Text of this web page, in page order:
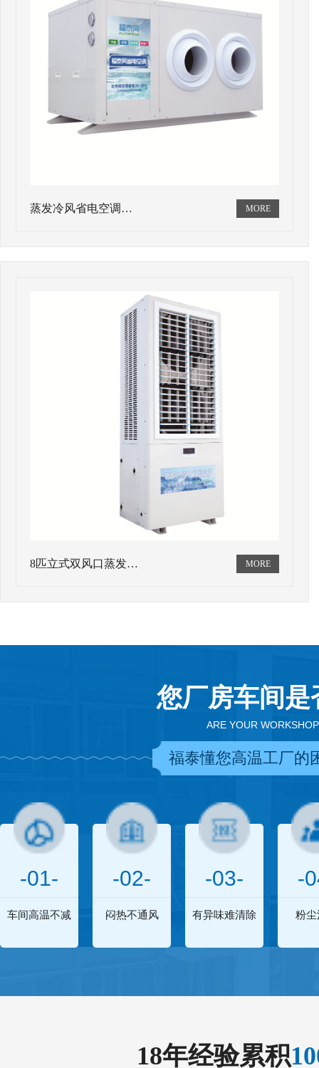
蒸发冷风省电空调…
8匹立式双风口蒸发…
您厂房车间
ARE YOUR
福泰懂您高温工厂的
-01-
车间高温不减
-02-
闷热不通风
-03-
有异味难清除
-
粉尘
18年经验累积